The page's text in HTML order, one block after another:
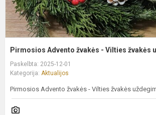
Pirmosios Advento žvakės - Vilties žvakės
Paskelbta: 2025-12-01
Kategorija: Aktualijos
Pirmosios Advento žvakės - Vilties žvakės